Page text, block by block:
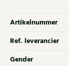
Artikelnummer
Ref. leverancier
Gender